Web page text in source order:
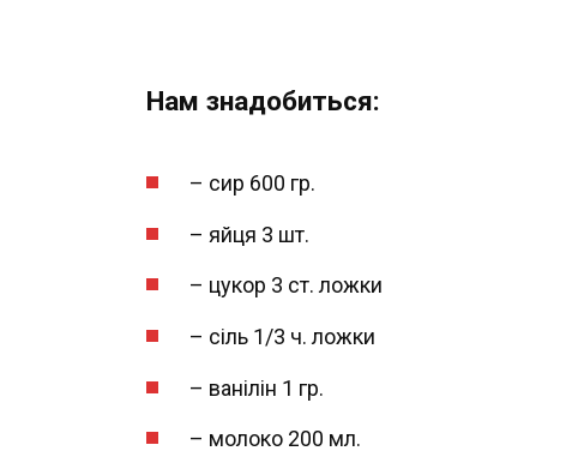
Нам знадобиться:
– сир 600 гр.
– яйця 3 шт.
– цукор 3 ст. ложки
– сіль 1/3 ч. ложки
– ванілін 1 гр.
– молоко 200 мл.